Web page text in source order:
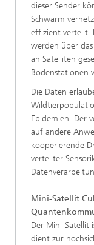
dieser Sender
Schwarm
effizient verteilt.
werden über
an Satelliten
Bodenstationen
Die Daten
Epidemien. Der
auf andere
kooperierende
verteilter
Mini-Satellit
Der Mini-Satellit
dient zur